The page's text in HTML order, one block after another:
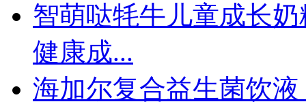
智萌哒牦牛儿童成长
健康成...
海加尔复合益生菌饮